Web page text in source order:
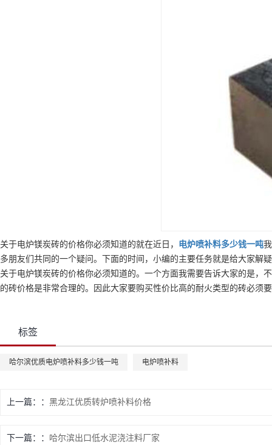
关于电炉镁炭砖的价格你必须知道的就在近日， 电炉喷补料多少钱一吨
多朋友们共同的一个疑问。下面的时间，小编的主要任务就是给大家解
关于电炉镁炭砖的价格你必须知道的。一个方面我需要告诉大家的是，
的砖价格是非常合理的。因此大家要购买性价比高的耐火类型的砖必须
标签
哈尔滨优质电炉喷补料多少钱一吨 电炉喷补料
上一篇： 黑龙江优质转炉喷补料价格
下一篇： 哈尔滨出口低水泥浇注料厂家